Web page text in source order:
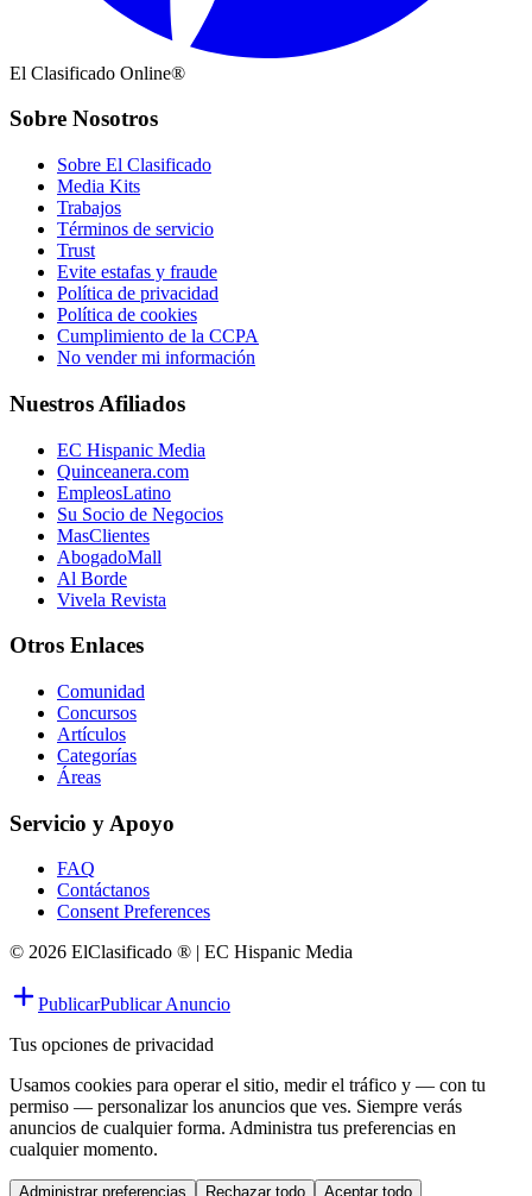
El Clasificado Online®
Sobre Nosotros
Sobre El Clasificado
Media Kits
Trabajos
Términos de servicio
Trust
Evite estafas y fraude
Política de privacidad
Política de cookies
Cumplimiento de la CCPA
No vender mi información
Nuestros Afiliados
EC Hispanic Media
Quinceanera.com
EmpleosLatino
Su Socio de Negocios
MasClientes
AbogadoMall
Al Borde
Vivela Revista
Otros Enlaces
Comunidad
Concursos
Artículos
Categorías
Áreas
Servicio y Apoyo
FAQ
Contáctanos
Consent Preferences
© 2026 ElClasificado ® | EC Hispanic Media
PublicarPublicar Anuncio
Tus opciones de privacidad
Usamos cookies para operar el sitio, medir el tráfico y — con tu
permiso — personalizar los anuncios que ves. Siempre verás
anuncios de cualquier forma. Administra tus preferencias en
cualquier momento.
Administrar preferencias Rechazar todo Aceptar todo